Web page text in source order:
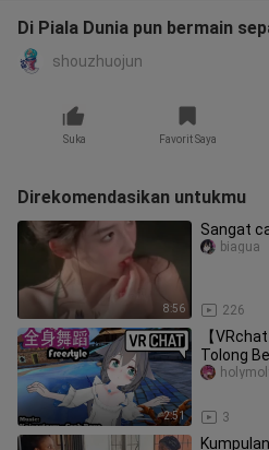
Di Piala Dunia pun bermain
shouzhuojun
Suka Favorit Saya
Direkomendasikan untukmu
8:56
Sangat
226
biagua
2:51
【
Tolong
Rave《
3